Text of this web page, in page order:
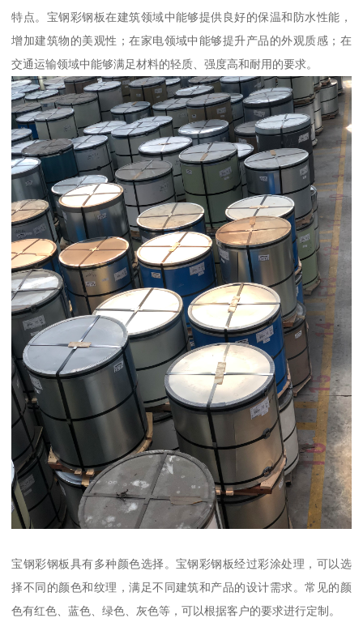
特点。宝钢彩钢板在建筑领域中能够提供良好的保温和防水性能，
增加建筑物的美观性；在家电领域中能够提升产品的外观质感；在
交通运输领域中能够满足材料的轻质、强度高和耐用的要求。
宝钢彩钢板具有多种颜色选择。宝钢彩钢板经过彩涂处理，可以选
择不同的颜色和纹理，满足不同建筑和产品的设计需求。常见的颜
色有红色、蓝色、绿色、灰色等，可以根据客户的要求进行定制。